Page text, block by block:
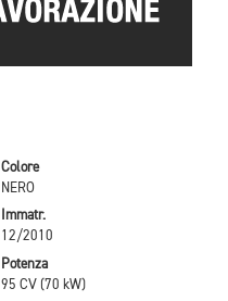
Colore
NERO
Immatr.
12/2010
Potenza
95 CV (70 kW)